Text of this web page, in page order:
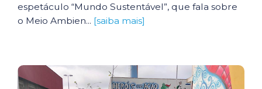
espetáculo “Mundo Sustentável”, que fala sobre
o Meio Ambien... [saiba mais]